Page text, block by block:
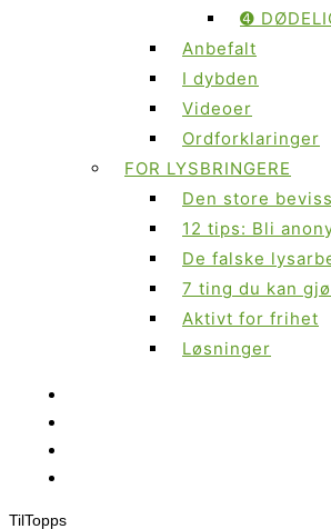
➍
Anbefalt
I dybden
Videoer
Ordforklaringer
FOR LYSBRINGERE
Den store
12 tips: Bli
De falske
7 ting du kan
Aktivt for frihet
Løsninger
TilTopps